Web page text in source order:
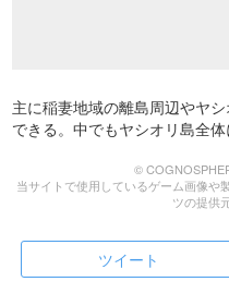
主に稲妻地域の離島周辺やヤ
できる。中でもヤシオリ島全体
©
当サイトで使用しているゲーム画像や
ツの提供
ツイート